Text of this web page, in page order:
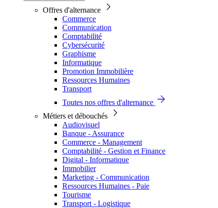
Offres d'alternance
Commerce
Communication
Comptabilité
Cybersécurité
Graphisme
Informatique
Promotion Immobilière
Ressources Humaines
Transport
Toutes nos offres d'alternance
Métiers et débouchés
Audiovisuel
Banque - Assurance
Commerce - Management
Comptabilité - Gestion et Finance
Digital - Informatique
Immobilier
Marketing - Communication
Ressources Humaines - Paie
Tourisme
Transport - Logistique